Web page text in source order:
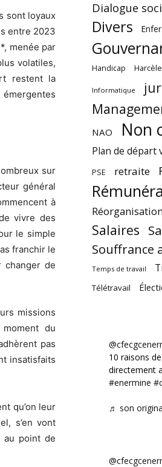
sont loyaux
entre 2023
menée par
volatiles,
restent la
émergentes
sur
général
à
vivre des
le simple
franchir le
changer de
missions
du
pas
insatisfaits
qu’on leur
s’en vont
au point de
Dialogue
Divers
Handicap
Informatique
NAO Non
Plan de départ
PSE retraite
Réorganisation
Salaires
Souffrance
Temps de travail
Télétravail
10 raisons
directement
#enermine
♬ son